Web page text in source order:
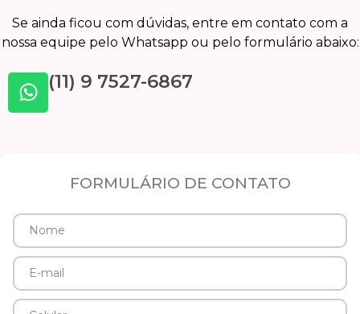
Se ainda ficou com dúvidas, entre em contato com a
nossa equipe pelo Whatsapp ou pelo formulário abaixo:
(11) 9 7527-6867
FORMULÁRIO DE CONTATO
Nome
mail